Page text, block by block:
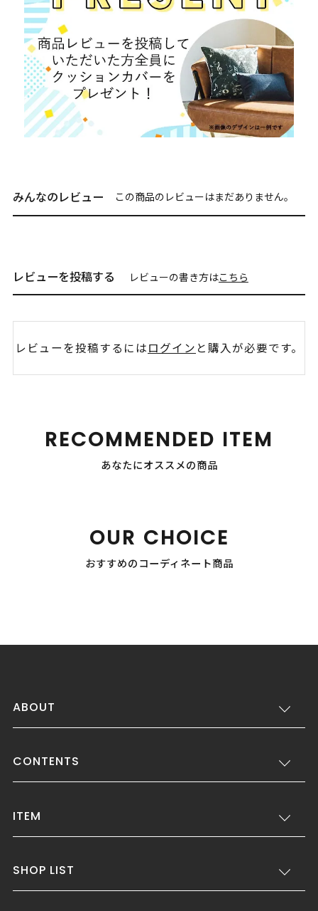
みんなのレビュー この商品のレビューはまだありません。
レビューを投稿する レビューの書き方はこちら
レビューを投稿するにはログイン と購入が必要です。
RECOMMENDED ITEM
あなたにオススメの商品
OUR CHOICE
おすすめのコーディネート商品
ABOUT
CONTENTS
ITEM
SHOP LIST